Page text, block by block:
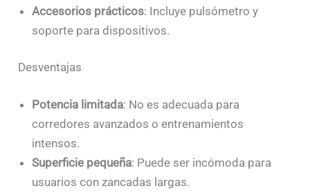
Accesorios prácticos: Incluye pulsómetro y
soporte para dispositivos.
Desventajas
Potencia limitada: No es adecuada para
corredores avanzados o entrenamientos
intensos.
Superficie pequeña: Puede ser incómoda para
usuarios con zancadas largas.